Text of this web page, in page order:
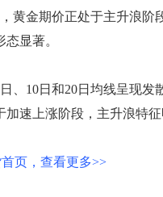
黄金期价正处于主升浪
显著。
10日和20日均线呈现发
速上涨阶段，主升浪特征
页，查看更多>>